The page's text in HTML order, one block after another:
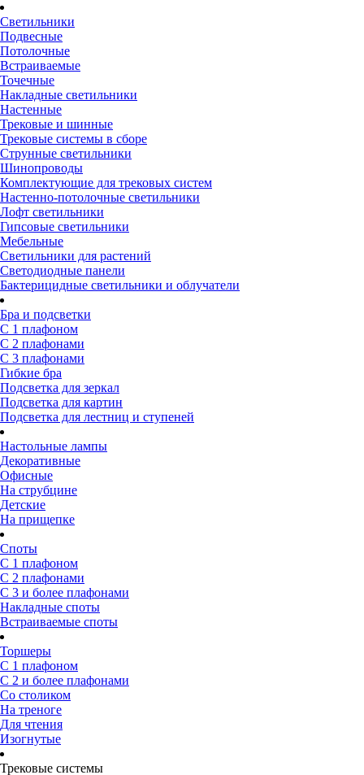
Светильники
Подвесные
Потолочные
Встраиваемые
Точечные
Накладные светильники
Настенные
Трековые и шинные
Трековые системы в сборе
Струнные светильники
Шинопроводы
Комплектующие для трековых систем
Настенно-потолочные светильники
Лофт светильники
Гипсовые светильники
Мебельные
Светильники для растений
Светодиодные панели
Бактерицидные светильники и облучатели
Бра и подсветки
С 1 плафоном
С 2 плафонами
С 3 плафонами
Гибкие бра
Подсветка для зеркал
Подсветка для картин
Подсветка для лестниц и ступеней
Настольные лампы
Декоративные
Офисные
На струбцине
Детские
На прищепке
Споты
С 1 плафоном
С 2 плафонами
С 3 и более плафонами
Накладные споты
Встраиваемые споты
Торшеры
С 1 плафоном
С 2 и более плафонами
Со столиком
На треноге
Для чтения
Изогнутые
Трековые системы